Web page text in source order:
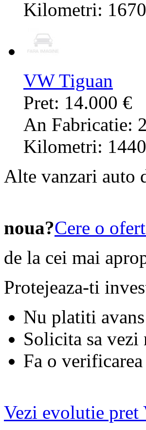
Kilometri:
VW Tiguan
Pret: 14.000 €
An Fabricatie:
Kilometri:
Alte vanzari auto
noua?Cere o
de la cei mai
Protejeaza-ti
Nu platiti
Solicita sa vezi
Fa o
Vezi evolutie pret